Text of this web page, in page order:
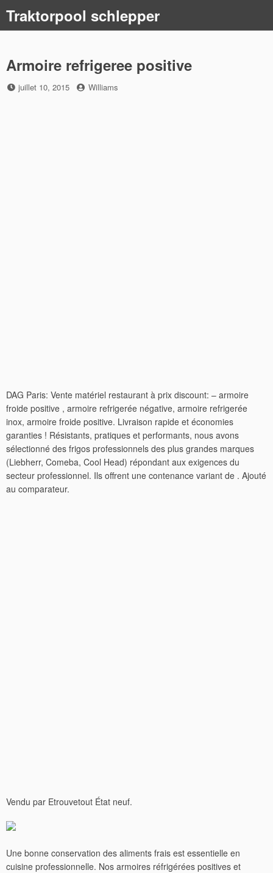
content
Traktorpool schlepper
Armoire refrigeree positive
Posted
juillet 10, 2015 by
Williams
DAG Paris: Vente matériel restaurant à prix discount: – armoire
froide positive , armoire refrigerée négative, armoire refrigerée
inox, armoire froide positive. Livraison rapide et économies
garanties ! Résistants, pratiques et performants, nous avons
sélectionné des frigos professionnels des plus grandes marques
(Liebherr, Comeba, Cool Head) répondant aux exigences du
secteur professionnel. Ils offrent une contenance variant de . Ajouté
au comparateur.
Vendu par Etrouvetout État neuf.
Une bonne conservation des aliments frais est essentielle en
cuisine professionnelle. Nos armoires réfrigérées positives et